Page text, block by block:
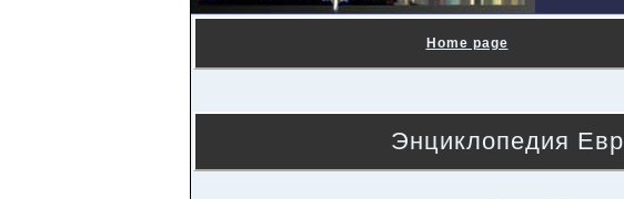
Home page
Энциклопедия